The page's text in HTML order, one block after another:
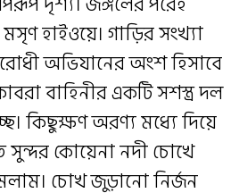
হাইওয়ে। গাড়ির সংখ্যা
অভিযানের অংশ হিসাবে
বাহিনীর একটি সশস্ত্র দল
কিছুক্ষণ অরণ্য মধ্যে দিয়ে
কোয়েনা নদী চোখে
চোখ জুড়ানো নির্জন